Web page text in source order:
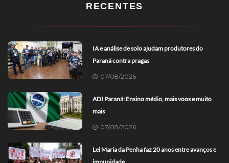
RECENTES
IA e análise de solo ajudam produtores do
Paraná contra pragas
07/08/2026
ADI Paraná: Ensino médio, mais voos e muito
mais
07/08/2026
Lei Maria da Penha faz 20 anos entre avanços e